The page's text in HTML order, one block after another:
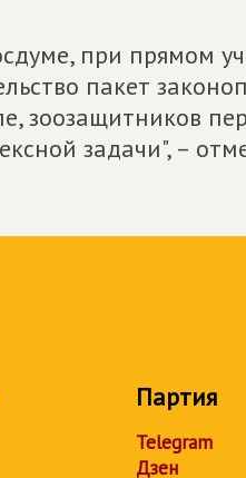
при прямом
пакет
зоозащитников
задачи", –
Партия
Telegram
Дзен